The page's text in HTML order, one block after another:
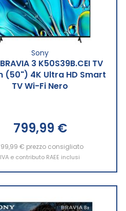
Sony
3 K50S39B.CEI TV
(50") 4K Ultra HD Smart
TV Wi-Fi Nero
799,99 €
€ prezzo consigliato
IVA e contributo RAEE inclusi
al Carrello